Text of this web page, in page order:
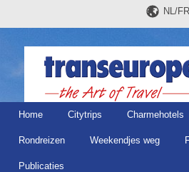
NL/FR
Home Citytrips Charmehotels
Rondreizen Weekendjes weg
Publicaties